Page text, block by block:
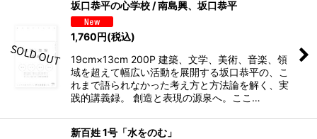
坂口恭平の心学校 / 南島興、坂口恭平
1,760円(税込)
19cm×13cm 200P 建築、文学、美術、音楽、領
域を超えて幅広い活動を展開する坂口恭平の、こ
れまで語られなかった考え方と方法論を解く、実
践的講義録。 創造と表現の源泉へ。ここ…
新百姓 1号「水をのむ」